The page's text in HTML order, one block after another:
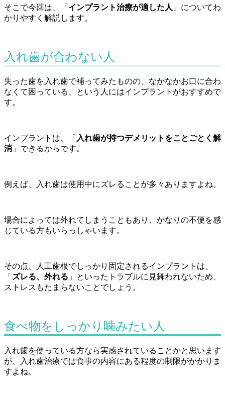
そこで今回は、「 インプラント治療が適した人 」についてわ
かりやすく解説します。
入れ歯が合わない人
失った歯を入れ歯で補ってみたものの、なかなかお口に合わ
なくて困っている、という人にはインプラントがおすすめで
す。
インプラントは、「 入れ歯が持つデメリットをことごとく解
消 」できるからです。
例えば、入れ歯は使用中にズレることが多々ありますよね。
場合によっては外れてしまうこともあり、かなりの不便を感
じている方もいらっしゃいます。
その点、人工歯根でしっかり固定されるインプラントは、
「 ズレる、外れる 」といったトラブルに見舞われないため、
ストレスもたまらないことでしょう。
食べ物をしっかり噛みたい人
入れ歯を使っている方なら実感されていることかと思います
が、入れ歯治療では食事の内容にある程度の制限がかかりま
すよね。